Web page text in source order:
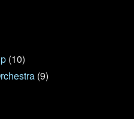
(10)
(9)